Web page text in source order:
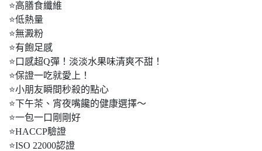
⭐高膳食纖維
⭐低熱量
⭐無澱粉
⭐有飽足感
⭐口感超Q彈！淡淡水果味清爽不甜！
⭐保證一吃就愛上！
⭐小朋友瞬間秒殺的點心
⭐下午茶、宵夜嘴饞的健康選擇～
⭐一包一口剛剛好
⭐HACCP驗證
⭐ISO 22000認證